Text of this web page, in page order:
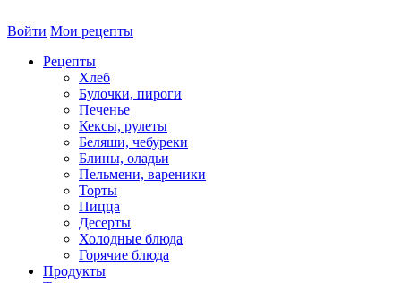
Войти Мои рецепты
Рецепты
Хлеб
Булочки, пироги
Печенье
Кексы, рулеты
Беляши, чебуреки
Блины, оладьи
Пельмени, вареники
Торты
Пицца
Десерты
Холодные блюда
Горячие блюда
Продукты